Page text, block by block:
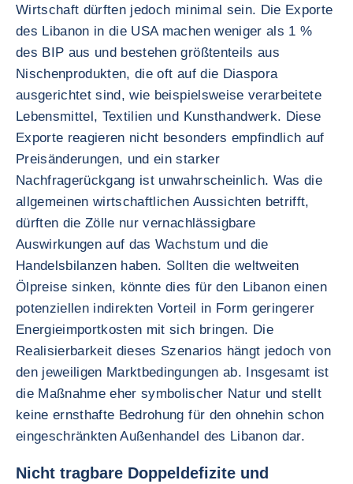
Wirtschaft dürften jedoch minimal sein. Die Exporte
des Libanon in die USA machen weniger als 1 %
des BIP aus und bestehen größtenteils aus
Nischenprodukten, die oft auf die Diaspora
ausgerichtet sind, wie beispielsweise verarbeitete
Lebensmittel, Textilien und Kunsthandwerk. Diese
Exporte reagieren nicht besonders empfindlich auf
Preisänderungen, und ein starker
Nachfragerückgang ist unwahrscheinlich. Was die
allgemeinen wirtschaftlichen Aussichten betrifft,
dürften die Zölle nur vernachlässigbare
Auswirkungen auf das Wachstum und die
Handelsbilanzen haben. Sollten die weltweiten
Ölpreise sinken, könnte dies für den Libanon einen
potenziellen indirekten Vorteil in Form geringerer
Energieimportkosten mit sich bringen. Die
Realisierbarkeit dieses Szenarios hängt jedoch von
den jeweiligen Marktbedingungen ab. Insgesamt ist
die Maßnahme eher symbolischer Natur und stellt
keine ernsthafte Bedrohung für den ohnehin schon
eingeschränkten Außenhandel des Libanon dar.
Nicht tragbare Doppeldefizite und